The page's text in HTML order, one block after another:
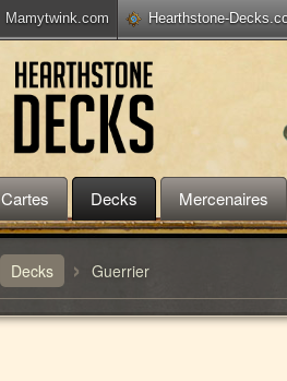
Mamytwink.com Hearthstone-
Cartes Decks Mercenaires
Decks › Guerrier